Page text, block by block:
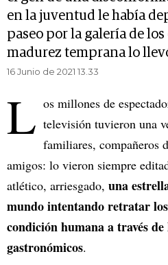
en la juventud le había
paseo por la galería de los
madurez temprana lo
16 Junio de 2021 13.33
L os millones de
televisión tuvieron una
familiares, compañeros
amigos: lo vieron siempre
atlético, arriesgado, una
mundo intentando retratar
condición humana a través
gastronómicos.